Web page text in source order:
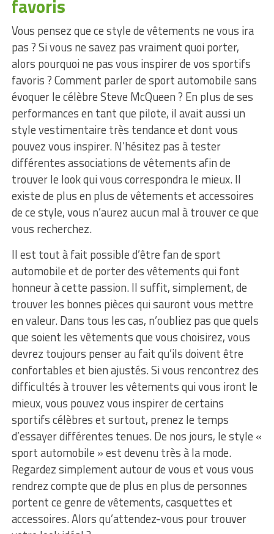
favoris
Vous pensez que ce style de vêtements ne vous ira
pas ? Si vous ne savez pas vraiment quoi porter,
alors pourquoi ne pas vous inspirer de vos sportifs
favoris ? Comment parler de sport automobile sans
évoquer le célèbre Steve McQueen ? En plus de ses
performances en tant que pilote, il avait aussi un
style vestimentaire très tendance et dont vous
pouvez vous inspirer. N’hésitez pas à tester
différentes associations de vêtements afin de
trouver le look qui vous correspondra le mieux. Il
existe de plus en plus de vêtements et accessoires
de ce style, vous n’aurez aucun mal à trouver ce que
vous recherchez.
Il est tout à fait possible d’être fan de sport
automobile et de porter des vêtements qui font
honneur à cette passion. Il suffit, simplement, de
trouver les bonnes pièces qui sauront vous mettre
en valeur. Dans tous les cas, n’oubliez pas que quels
que soient les vêtements que vous choisirez, vous
devrez toujours penser au fait qu’ils doivent être
confortables et bien ajustés. Si vous rencontrez des
difficultés à trouver les vêtements qui vous iront le
mieux, vous pouvez vous inspirer de certains
sportifs célèbres et surtout, prenez le temps
d’essayer différentes tenues. De nos jours, le style «
sport automobile » est devenu très à la mode.
Regardez simplement autour de vous et vous vous
rendrez compte que de plus en plus de personnes
portent ce genre de vêtements, casquettes et
accessoires. Alors qu’attendez-vous pour trouver